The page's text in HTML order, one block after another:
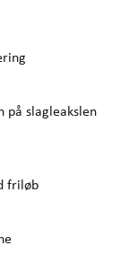
på slagleakslen
friløb